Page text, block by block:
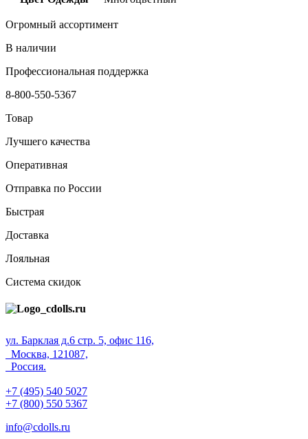
Огромный ассортимент
В наличии
Профессиональная поддержка
8-800-550-5367
Товар
Лучшего качества
Оперативная
Отправка по России
Быстрая
Доставка
Лояльная
Система скидок
ул. Барклая д.6 стр. 5, офис 116,
Москва, 121087,
Россия.
+7 (495) 540 5027
+7 (800) 550 5367
info@cdolls.ru